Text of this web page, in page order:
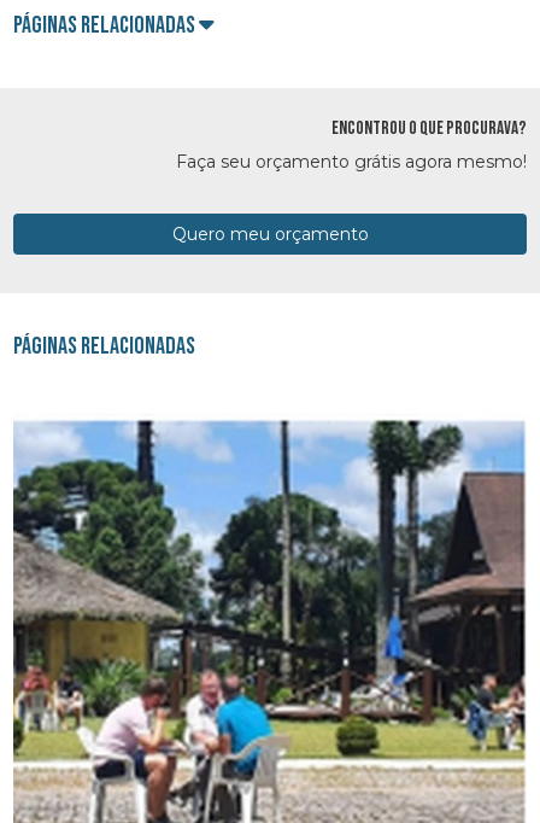
Páginas Relacionadas
ENCONTROU O QUE PROCURAVA?
Faça seu orçamento grátis agora mesmo!
Quero meu orçamento
Páginas Relacionadas